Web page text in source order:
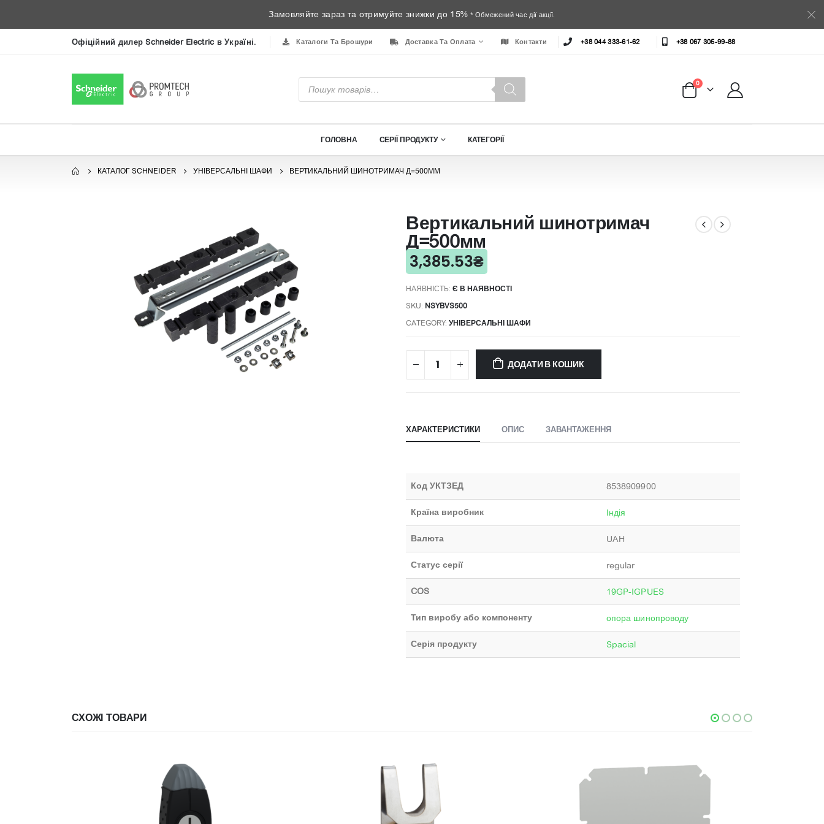
Замовляйте зараз та отримуйте знижки до 15% * Обмежений час дії акції.
Офіційний дилер Schneider Electric в Україні. Каталоги Та Брошури Доставка Та Оплата Контакти +38 044 333-61-62 +38 067 305-99-88
Пошук
товарів
0
ГОЛОВНА СЕРІЇ ПРОДУКТУ КАТЕГОРІЇ
КАТАЛОГ SCHNEIDER УНІВЕРСАЛЬНІ ШАФИ ВЕРТИКАЛЬНИЙ ШИНОТРИМАЧ Д=500ММ
Вертикальний шинотримач
Д=500мм
3,385.53₴
НАЯВНІСТЬ: Є В НАЯВНОСТІ
SKU: NSYBVS500
CATEGORY: УНІВЕРСАЛЬНІ ШАФИ
ДОДАТИ В КОШИК
ХАРАКТЕРИСТИКИ ОПИС ЗАВАНТАЖЕННЯ
Код УКТЗЕД 8538909900
Країна виробник Індія
Валюта UAH
Статус серії regular
COS 19GP-IGPUES
Тип виробу або компоненту опора шинопроводу
Серія продукту Spacial
СХОЖІ ТОВАРИ